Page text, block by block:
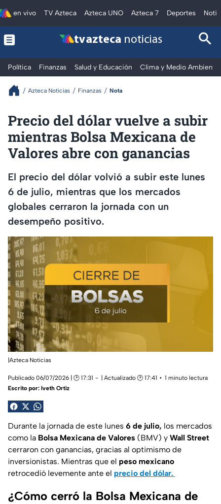
en vivo TV Azteca Azteca UNO Azteca 7 Deportes
tv azteca noticias
Política Finanzas Salud y Educación Clima y Medio Ambiente
Azteca Noticias Finanzas Nota
Precio del dólar vuelve a subir
mientras Bolsa Mexicana de
Valores abre con ganancias
El precio del dólar volvió a subir este lunes
6 de julio, mientras que los mercados
globales cerraron la jornada con un
desempeño positivo.
|Azteca Noticias
Publicado 06/07/2026 | 🕑 17:31 | Actualizado 🕑 17:41
1 minuto lectura
Escrito por: Iveth Ortiz
Durante la jornada de este lunes 6 de julio, los mercados
como la Bolsa Mexicana de Valores (BMV) y Wall Street
cerraron con ganancias, gracias al optimismo de
inversionistas. Mientras que el peso mexicano
retrocedió levemente ante el precio del dólar.
¿Cómo cerró la Bolsa Mexicana de